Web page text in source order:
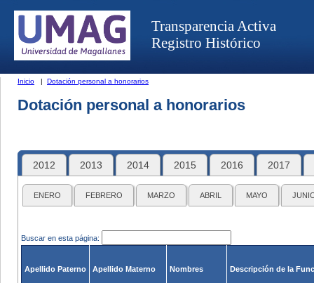
Transparencia Activa
Registro Histórico
Inicio | Dotación personal a honorarios
Dotación personal a honorarios
2012 2013 2014 2015 2016 2017
ENERO FEBRERO MARZO ABRIL MAYO
Buscar en esta página:
Apellido Paterno Apellido Materno Nombres Descripción de la